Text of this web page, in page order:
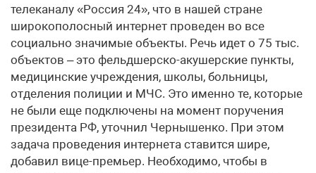
телеканалу «Россия 24», что в нашей стране
широкополосный интернет проведен во все
социально значимые объекты. Речь идет о 75 тыс.
объектов – это фельдшерско-акушерские пункты,
медицинские учреждения, школы, больницы,
отделения полиции и МЧС. Это именно те, которые
не были еще подключены на момент поручения
президента РФ, уточнил Чернышенко. При этом
задача проведения интернета ставится шире,
добавил вице-премьер. Необходимо, чтобы в